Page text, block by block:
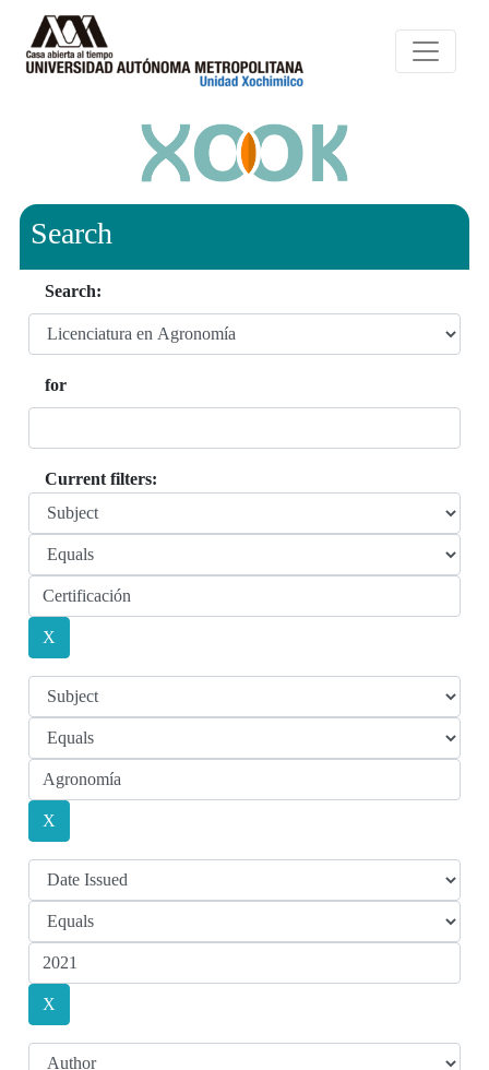
Search
Search:
for
Current filters: